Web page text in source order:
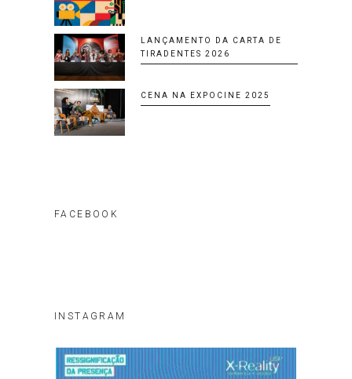
LANÇAMENTO DA CARTA DE
TIRADENTES 2026
CENA NA EXPOCINE 2025
FACEBOOK
INSTAGRAM